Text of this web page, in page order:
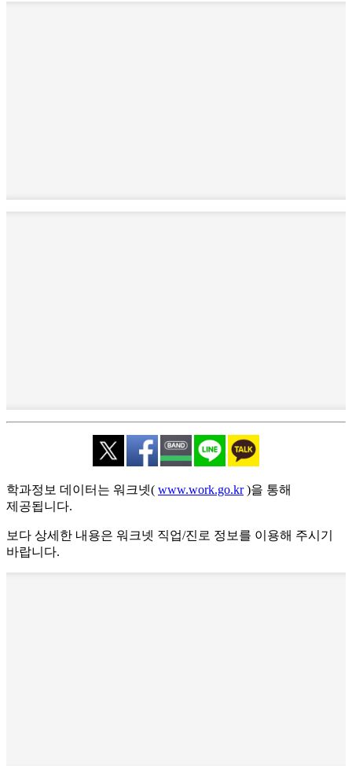
학과정보 데이터는 워크넷( www.work.go.kr)을 통해
제공됩니다.
보다 상세한 내용은 워크넷 직업/진로 정보를 이용해 주시기
바랍니다.